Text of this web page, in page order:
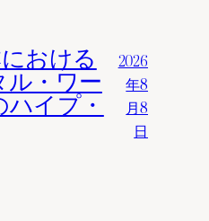
おける
ル・ワー
イプ・
2026
年8
月8
日